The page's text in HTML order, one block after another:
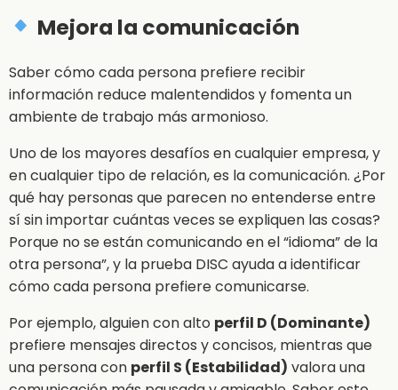
Mejora la comunicación
Saber cómo cada persona prefiere recibir
información reduce malentendidos y fomenta un
ambiente de trabajo más armonioso.
Uno de los mayores desafíos en cualquier empresa, y
en cualquier tipo de relación, es la comunicación. ¿Por
qué hay personas que parecen no entenderse entre
sí sin importar cuántas veces se expliquen las cosas?
Porque no se están comunicando en el “idioma” de la
otra persona”, y la prueba DISC ayuda a identificar
cómo cada persona prefiere comunicarse.
Por ejemplo, alguien con alto perfil D (Dominante)
prefiere mensajes directos y concisos, mientras que
una persona con perfil S (Estabilidad) valora una